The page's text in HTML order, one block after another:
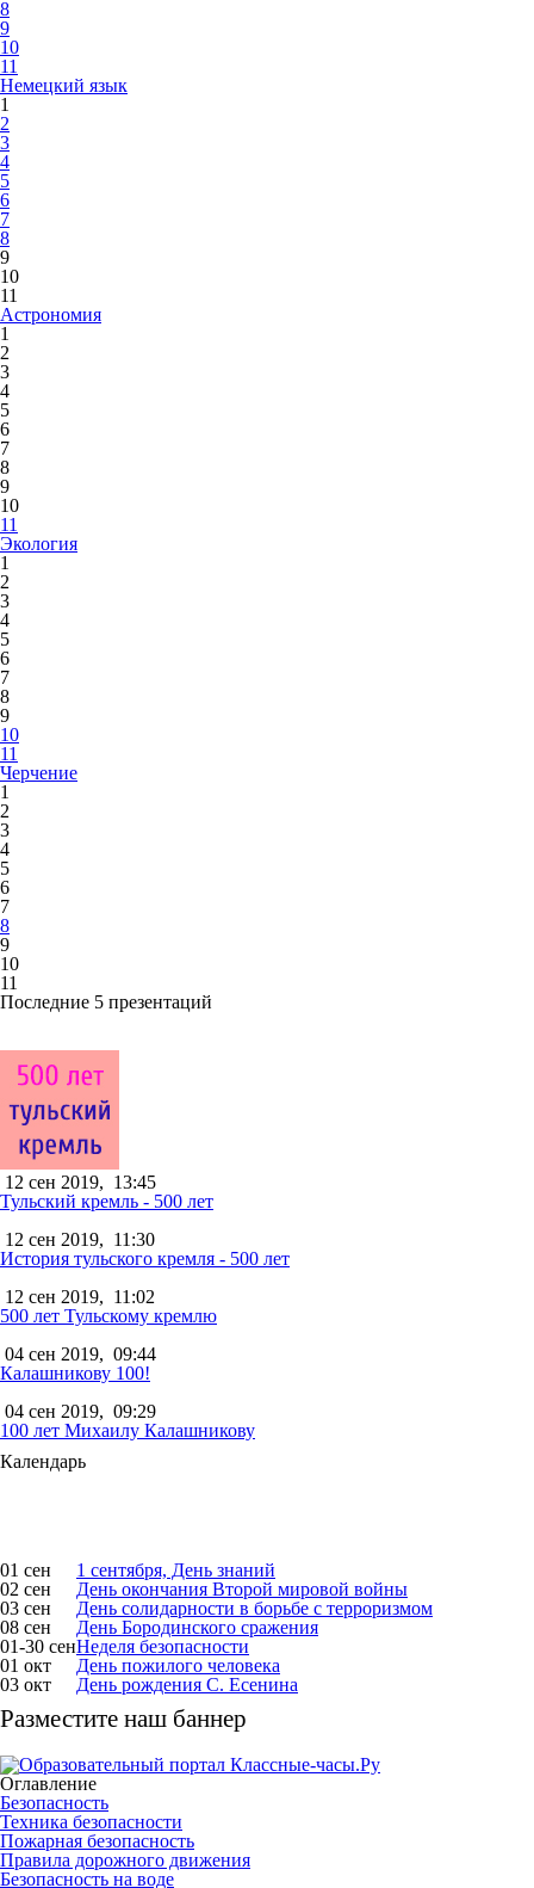
8
9
10
11
Немецкий язык
1
2
3
4
5
6
7
8
9
10
11
Астрономия
1
2
3
4
5
6
7
8
9
10
11
Экология
1
2
3
4
5
6
7
8
9
10
11
Черчение
1
2
3
4
5
6
7
8
9
10
11
Последние 5 презентаций
12 сен 2019, 13:45
Тульский кремль - 500 лет
12 сен 2019, 11:30
История тульского кремля - 500 лет
12 сен 2019, 11:02
500 лет Тульскому кремлю
04 сен 2019, 09:44
Калашникову 100!
04 сен 2019, 09:29
100 лет Михаилу Калашникову
Календарь
01 сен
1 сентября, День знаний
02 сен
День окончания Второй мировой войны
03 сен
День солидарности в борьбе с терроризмом
08 сен
День Бородинского сражения
01-30 сенНеделя безопасности
01 окт
День пожилого человека
03 окт
День рождения С. Есенина
Разместите наш баннер
Оглавление
Безопасность
Техника безопасности
Пожарная безопасность
Правила дорожного движения
Безопасность на воде